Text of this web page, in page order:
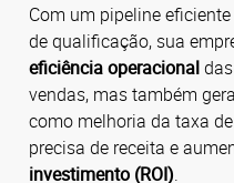
Com um pipeline
de qualificação, sua
eficiência operacional
vendas, mas também gera
como melhoria da taxa
precisa de receita e
investimento (ROI).